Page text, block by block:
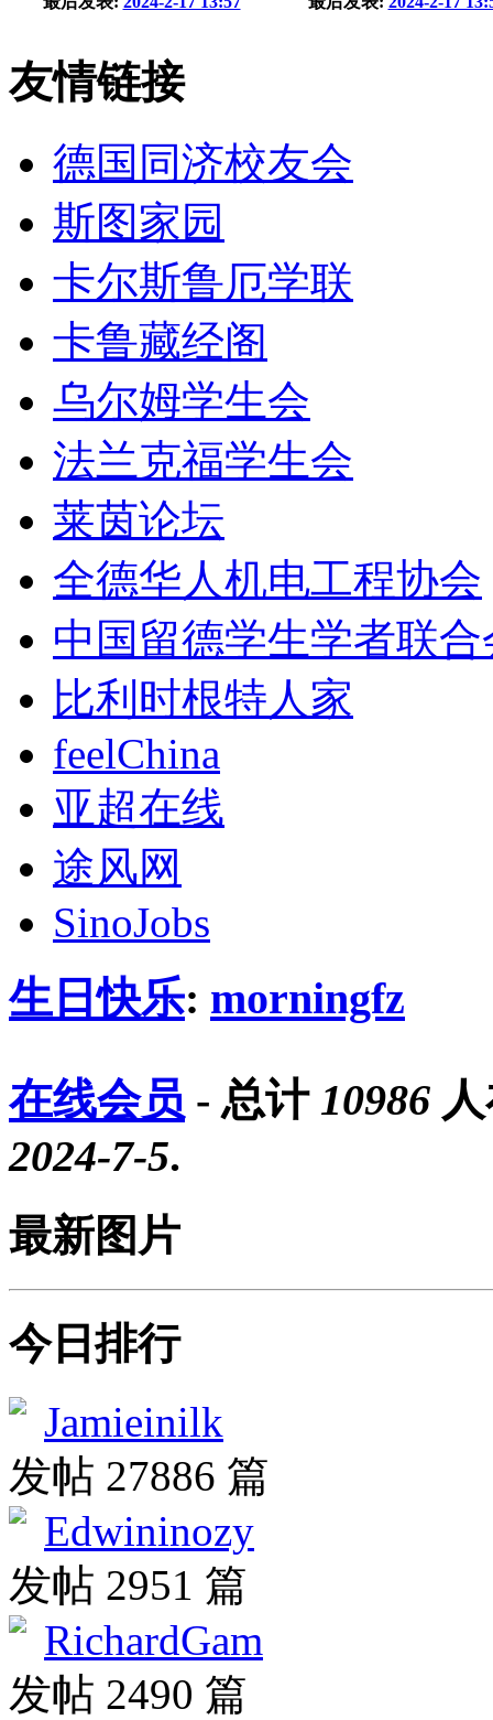
友情链接
德国同济校友会
斯图家园
卡尔斯鲁厄学联
卡鲁藏经阁
乌尔姆学生会
法兰克福学生会
莱茵论坛
全德华人机电工程协会
中国留德学生学者联合
比利时根特人家
feelChina
亚超在线
途风网
SinoJobs
生日快乐: morningfz
在线会员 - 总计 10986
2024-7-5.
最新图片
今日排行
Jamieinilk
发帖 27886 篇
Edwininozy
发帖 2951 篇
RichardGam
发帖 2490 篇